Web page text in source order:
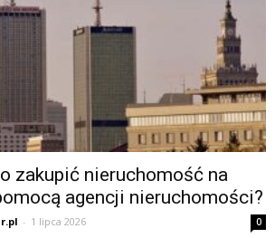
zakupić nieruchomość na
agencji nieruchomości?
- 1 lipca 2026 0